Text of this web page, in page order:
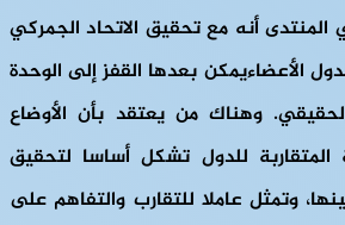
أنه مع تحقيق الاتحاد الجمركي
الأعضاءيمكن بعدها القفز إلى الوحدة
وهناك من يعتقد بأن الأوضاع
المتقاربة للدول تشكل أساسا لتحقيق
وتمثل عاملا للتقارب والتفاهم على